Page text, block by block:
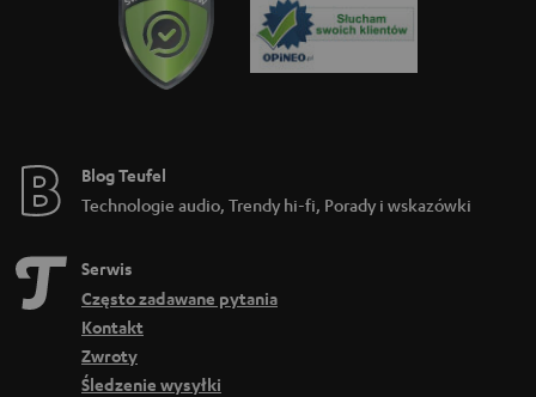
Blog Teufel
Technologie audio, Trendy hi-fi, Porady i wskazówki
Serwis
Często zadawane pytania
Kontakt
Zwroty
Śledzenie wysyłki